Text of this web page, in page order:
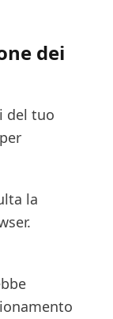
dei
del tuo
la